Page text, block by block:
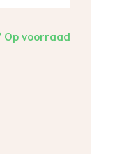
Op voorraad